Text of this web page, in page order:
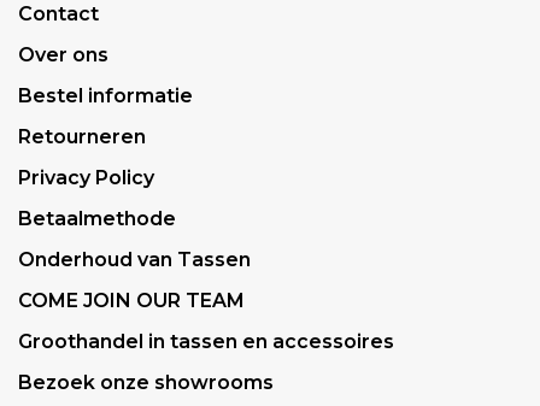
Contact
Over ons
Bestel informatie
Retourneren
Privacy Policy
Betaalmethode
Onderhoud van Tassen
COME JOIN OUR TEAM
Groothandel in tassen en accessoires
Bezoek onze showrooms